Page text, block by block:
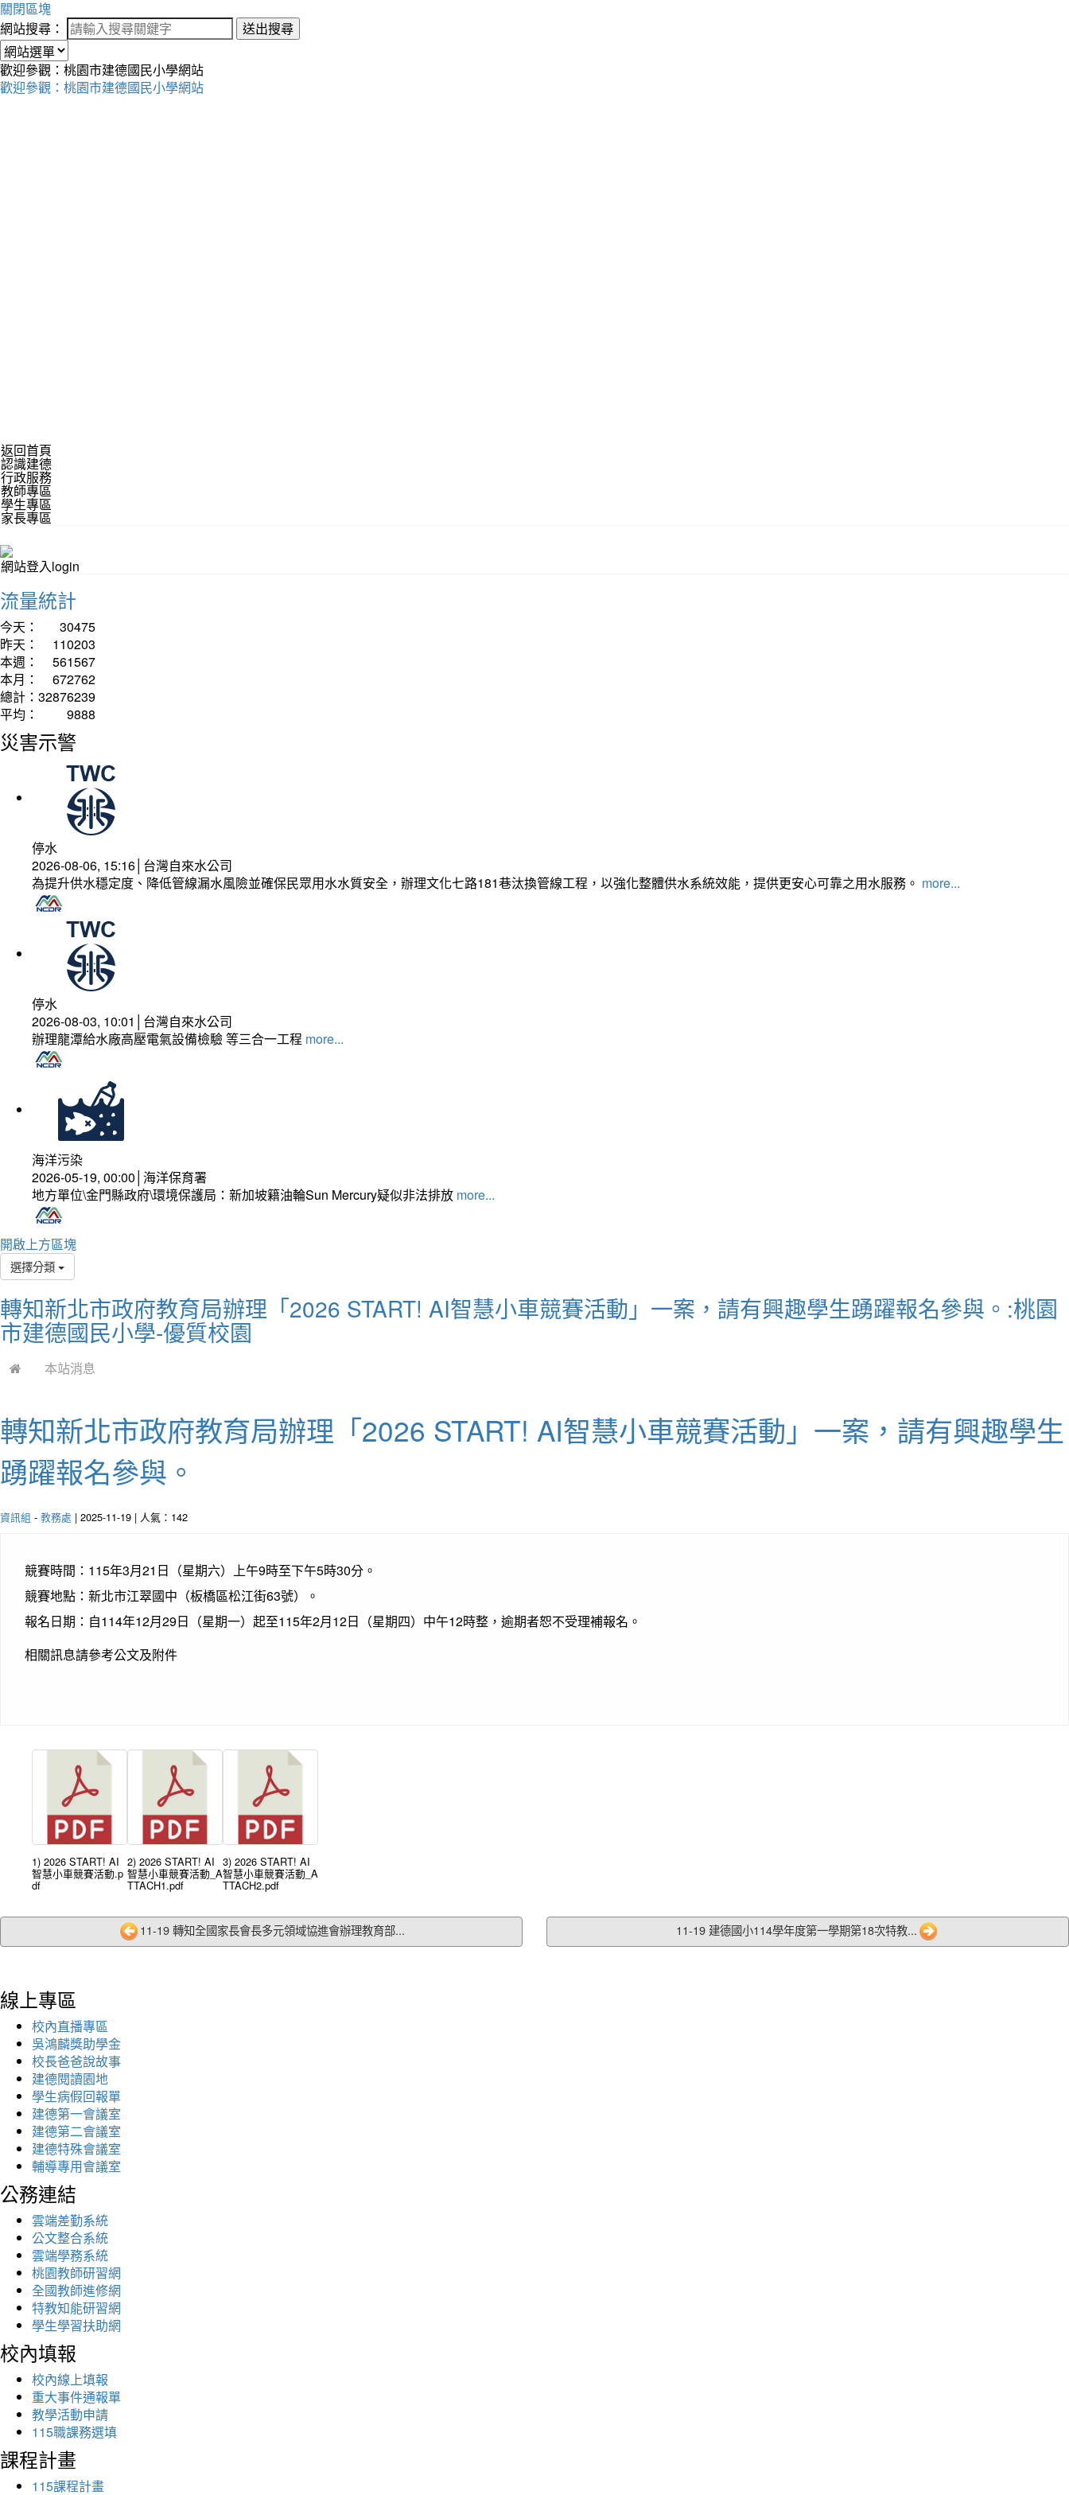
關閉區塊
網站搜尋：
送出搜尋
歡迎參觀：桃園市建德國民小學網站
歡迎參觀：桃園市建德國民小學網站
返回首頁
認識建德
行政服務
教師專區
學生專區
家長專區
網站登入login
流量統計
今天：
30475
昨天：
110203
本週：
561567
本月：
672762
總計： 32876239
平均：
9888
災害示警
停水
2026-08-06, 15:16│台灣自來水公司
為提升供水穩定度、降低管線漏水風險並確保民眾用水水質安全，辦理文化七路181巷汰換管線工程，以強化整體供水系統效能，提供更安心可靠之用水服務。 more...
停水
2026-08-03, 10:01│台灣自來水公司
辦理龍潭給水廠高壓電氣設備檢驗 等三合一工程 more...
海洋污染
2026-05-19, 00:00│海洋保育署
地方單位\金門縣政府\環境保護局：新加坡籍油輪Sun Mercury疑似非法排放 more...
開啟上方區塊
選擇分類
轉知新北市政府教育局辦理「2026 START! AI智慧小車競賽活動」一案，請有興趣學生踴躍報名參與。:桃園
市建德國民小學-優質校園
本站消息
轉知新北市政府教育局辦理「2026 START! AI智慧小車競賽活動」一案，請有興趣學生
踴躍報名參與。
資訊組 - 教務處 | 2025-11-19 | 人氣：142
競賽時間：115年3月21日（星期六）上午9時至下午5時30分。
競賽地點：新北市江翠國中（板橋區松江街63號）。
報名日期：自114年12月29日（星期一）起至115年2月12日（星期四）中午12時整，逾期者恕不受理補報名。
相關訊息請參考公文及附件
1) 2026 START! AI
智慧小車競賽活動.p
df
2) 2026 START! AI
智慧小車競賽活動_A
TTACH1.pdf
3) 2026 START! AI
智慧小車競賽活動_A
TTACH2.pdf
11-19 轉知全國家長會長多元領域協進會辦理教育部... 11-19 建德國小114學年度第一學期第18次特教...
線上專區
校內直播專區
吳鴻麟獎助學金
校長爸爸說故事
建德閱讀園地
學生病假回報單
建德第一會議室
建德第二會議室
建德特殊會議室
輔導專用會議室
公務連結
雲端差勤系統
公文整合系統
雲端學務系統
桃園教師研習網
全國教師進修網
特教知能研習網
學生學習扶助網
校內填報
校內線上填報
重大事件通報單
教學活動申請
115職課務選填
課程計畫
115課程計畫